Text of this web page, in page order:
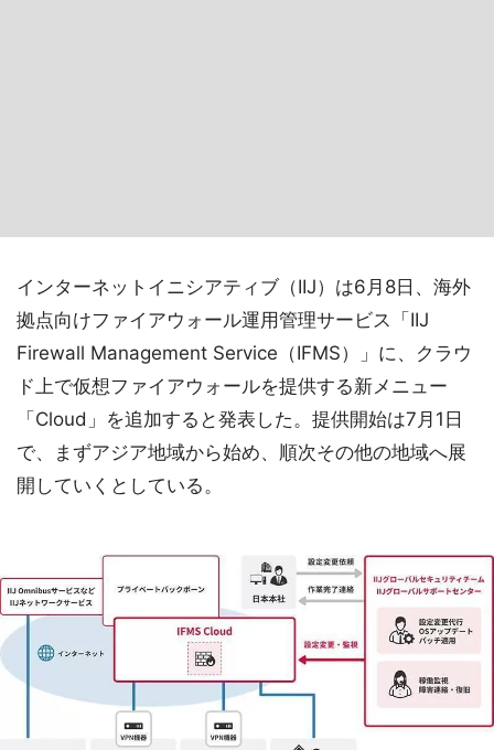
インターネットイニシアティブ（IIJ）は6月8日、海外
拠点向けファイアウォール運用管理サービス「IIJ
Firewall Management Service（IFMS）」に、クラウ
ド上で仮想ファイアウォールを提供する新メニュー
「Cloud」を追加すると発表した。提供開始は7月1日
で、まずアジア地域から始め、順次その他の地域へ展
開していくとしている。